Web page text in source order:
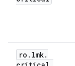
ro . lmk.